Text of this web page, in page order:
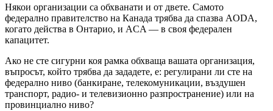
Някои организации са обхванати и от двете. Самото
федерално правителство на Канада трябва да спазва AODA,
когато действа в Онтарио, и ACA — в своя федерален
капацитет.
Ако не сте сигурни коя рамка обхваща вашата организация,
въпросът, който трябва да зададете, е: регулирани ли сте на
федерално ниво (банкиране, телекомуникации, въздушен
транспорт, радио- и телевизионно разпространение) или на
провинциално ниво?